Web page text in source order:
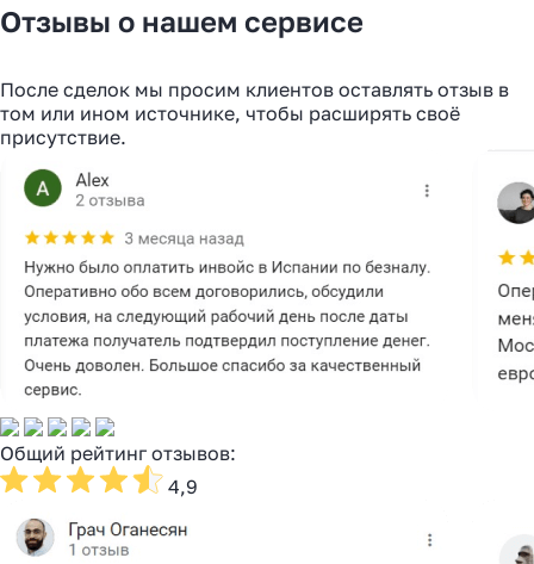
Отзывы о нашем сервисе
После сделок мы просим клиентов оставлять отзыв в
том или ином источнике, чтобы расширять своё
присутствие.
Общий рейтинг отзывов:
4,9